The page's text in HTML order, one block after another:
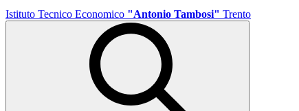
Istituto Tecnico Economico "Antonio Tambosi" Trento